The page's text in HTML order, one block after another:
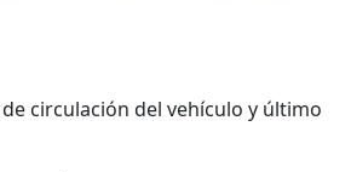
circulación del vehículo y último